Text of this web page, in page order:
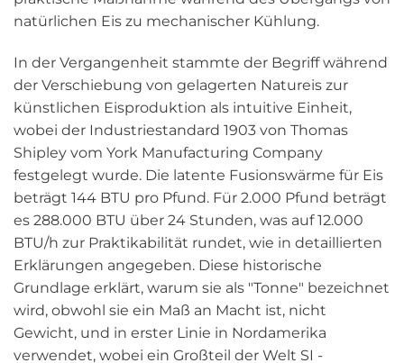
natürlichen Eis zu mechanischer Kühlung.
In der Vergangenheit stammte der Begriff während
der Verschiebung von gelagerten Natureis zur
künstlichen Eisproduktion als intuitive Einheit,
wobei der Industriestandard 1903 von Thomas
Shipley vom York Manufacturing Company
festgelegt wurde. Die latente Fusionswärme für Eis
beträgt 144 BTU pro Pfund. Für 2.000 Pfund beträgt
es 288.000 BTU über 24 Stunden, was auf 12.000
BTU/h zur Praktikabilität rundet, wie in detaillierten
Erklärungen angegeben. Diese historische
Grundlage erklärt, warum sie als "Tonne" bezeichnet
wird, obwohl sie ein Maß an Macht ist, nicht
Gewicht, und in erster Linie in Nordamerika
verwendet, wobei ein Großteil der Welt SI -